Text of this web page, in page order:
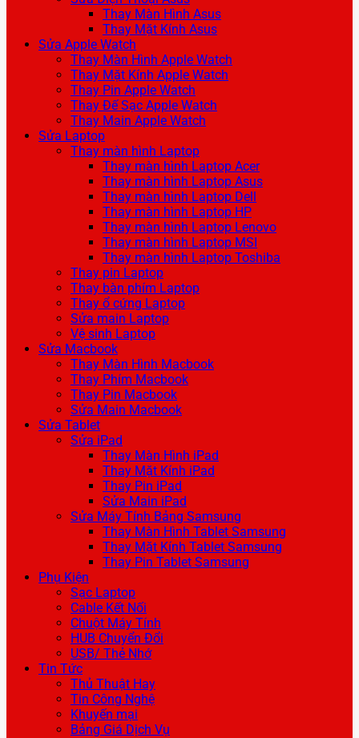
Thay Màn Hình Asus
Thay Mặt Kính Asus
Sửa Apple Watch
Thay Màn Hình Apple Watch
Thay Mặt Kính Apple Watch
Thay Pin Apple Watch
Thay Đế Sạc Apple Watch
Thay Main Apple Watch
Sửa Laptop
Thay màn hình Laptop
Thay màn hình Laptop Acer
Thay màn hình Laptop Asus
Thay màn hình Laptop Dell
Thay màn hình Laptop HP
Thay màn hình Laptop Lenovo
Thay màn hình Laptop MSI
Thay màn hình Laptop Toshiba
Thay pin Laptop
Thay bàn phím Laptop
Thay ổ cứng Laptop
Sửa main Laptop
Vệ sinh Laptop
Sửa Macbook
Thay Màn Hình Macbook
Thay Phím Macbook
Thay Pin Macbook
Sửa Main Macbook
Sửa Tablet
Sửa iPad
Thay Màn Hình iPad
Thay Mặt Kính iPad
Thay Pin iPad
Sửa Main iPad
Sửa Máy Tính Bảng Samsung
Thay Màn Hình Tablet Samsung
Thay Mặt Kính Tablet Samsung
Thay Pin Tablet Samsung
Phụ Kiện
Sạc Laptop
Cable Kết Nối
Chuột Máy Tính
HUB Chuyển Đổi
USB/ Thẻ Nhớ
Tin Tức
Thủ Thuật Hay
Tin Công Nghệ
Khuyến mại
Bảng Giá Dịch Vụ